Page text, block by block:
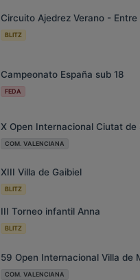
Circuito Ajedrez Verano - Entre
BLITZ
Campeonato España sub 18
FEDA
X Open Internacional Ciutat de
COM. VALENCIANA
XIII Villa de Gaibiel
BLITZ
III Torneo infantil Anna
BLITZ
59 Open Internacional Villa de
COM. VALENCIANA